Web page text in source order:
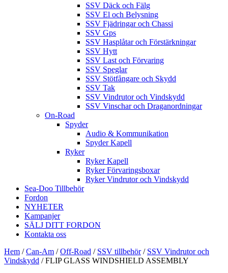
SSV Däck och Fälg
SSV El och Belysning
SSV Fjädringar och Chassi
SSV Gps
SSV Hasplåtar och Förstärkningar
SSV Hytt
SSV Last och Förvaring
SSV Speglar
SSV Stötfångare och Skydd
SSV Tak
SSV Vindrutor och Vindskydd
SSV Vinschar och Draganordningar
On-Road
Spyder
Audio & Kommunikation
Spyder Kapell
Ryker
Ryker Kapell
Ryker Förvaringsboxar
Ryker Vindrutor och Vindskydd
Sea-Doo Tillbehör
Fordon
NYHETER
Kampanjer
SÄLJ DITT FORDON
Kontakta oss
Hem /Can-Am /Off-Road / SSV tillbehör/ SSV Vindrutor och
Vindskydd / FLIP GLASS WINDSHIELD ASSEMBLY